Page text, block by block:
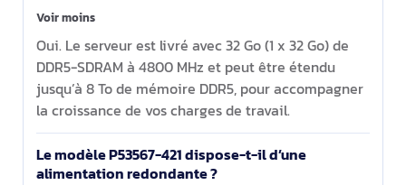
Voir moins
Oui. Le serveur est livré avec 32 Go (1 x 32 Go) de
DDR5-SDRAM à 4800 MHz et peut être étendu
jusqu’à 8 To de mémoire DDR5, pour accompagner
la croissance de vos charges de travail.
Le modèle P53567-421 dispose-t-il d’une
alimentation redondante ?